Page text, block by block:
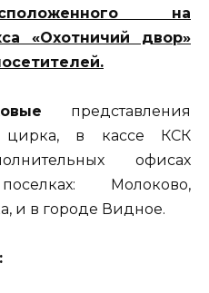
на
«Охотничий двор»
представления
цирка, в кассе КСК
офисах
Молоково,
и в городе Видное.